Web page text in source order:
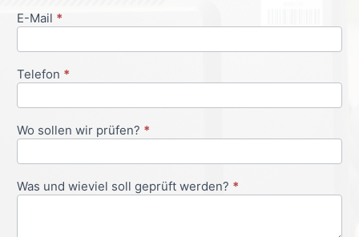
E-Mail *
Telefon *
Wo sollen wir prüfen? *
Was und wieviel soll geprüft werden? *